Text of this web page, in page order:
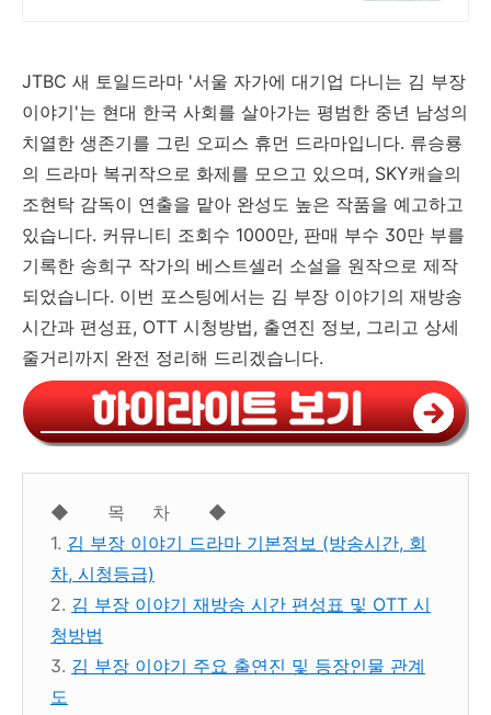
JTBC 새 토일드라마 '서울 자가에 대기업 다니는 김 부장
이야기'는 현대 한국 사회를 살아가는 평범한 중년 남성의
치열한 생존기를 그린 오피스 휴먼 드라마입니다. 류승룡
의 드라마 복귀작으로 화제를 모으고 있으며, SKY캐슬의
조현탁 감독이 연출을 맡아 완성도 높은 작품을 예고하고
있습니다. 커뮤니티 조회수 1000만, 판매 부수 30만 부를
기록한 송희구 작가의 베스트셀러 소설을 원작으로 제작
되었습니다. 이번 포스팅에서는 김 부장 이야기의 재방송
시간과 편성표, OTT 시청방법, 출연진 정보, 그리고 상세
줄거리까지 완전 정리해 드리겠습니다.
◆ 목 차 ◆
1. 김 부장 이야기 드라마 기본정보 (방송시간, 회
차, 시청등급)
2. 김 부장 이야기 재방송 시간 편성표 및 OTT 시
청방법
3. 김 부장 이야기 주요 출연진 및 등장인물 관계
도